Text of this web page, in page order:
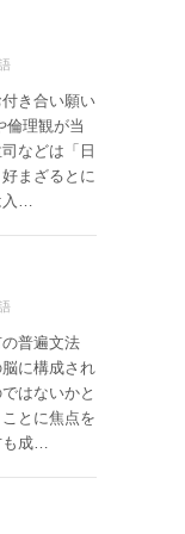
き合い願い
倫理観が当
などは「日
まざるとに
入…
普遍文法
に構成され
はないかと
とに焦点を
成…